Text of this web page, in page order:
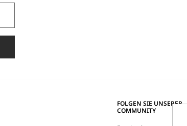
FOLGEN SIE UNSERER
COMMUNITY